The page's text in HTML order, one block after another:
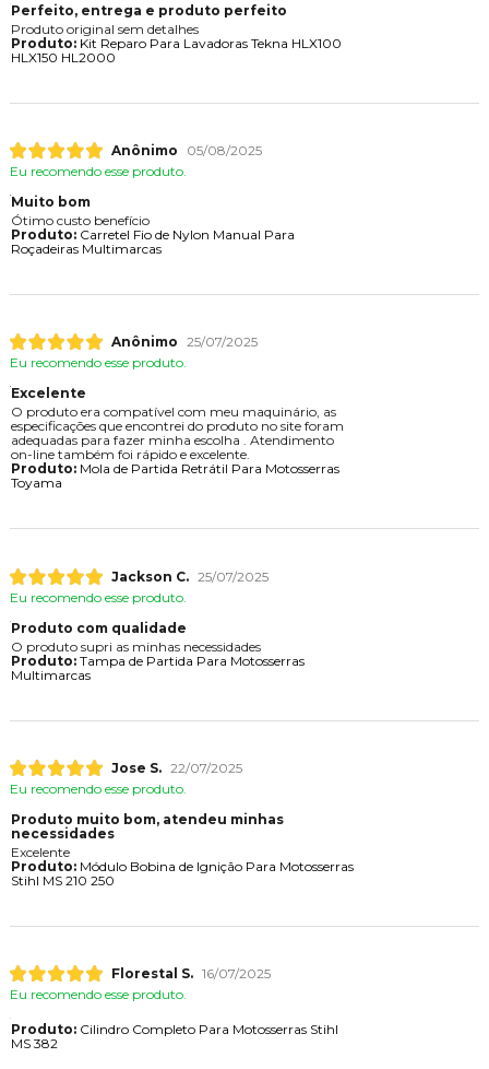
Perfeito, entrega e produto perfeito
Produto original sem detalhes
Produto:Kit Reparo Para Lavadoras Tekna HLX100
HLX150 HL2000
Anônimo
05/08/2025
Eu recomendo esse produto.
Muito bom
Ótimo custo benefício
Produto:Carretel Fio de Nylon Manual Para
Roçadeiras Multimarcas
Anônimo 25/07/2025
Eu recomendo esse produto.
Excelente
O produto era compatível com meu maquinário, as
especificações que encontrei do produto no site foram
adequadas para fazer minha escolha . Atendimento
on-line também foi rápido e excelente.
Produto:Mola de Partida Retrátil Para Motosserras
Toyama
Jackson C. 25/07/2025
Eu recomendo esse produto.
Produto com qualidade
O produto supri as minhas necessidades
Produto:Tampa de Partida Para Motosserras
Multimarcas
Jose S. 22/07/2025
Eu recomendo esse produto.
Produto muito bom, atendeu minhas
necessidades
Excelente
Produto:Módulo Bobina de Ignição Para Motosserras
Stihl MS 210 250
Florestal S. 16/07/2025
Eu recomendo esse produto.
Produto:Cilindro Completo Para Motosserras Stihl
MS 382